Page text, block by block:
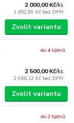
2 000,00 Kč/ks
1 652,89 Kč bez DPH
Zvolit variantu
2 500,00 Kč/ks
2 066,12 Kč bez DPH
do 4 týdnů
Zvolit variantu
do 2 týdnů